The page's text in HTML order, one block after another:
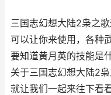
三国志幻想大陆2枭之
可以让你来使用，各种
要知道黄月英的技能是
关于三国志幻想大陆2
就让我们一起来往下看看